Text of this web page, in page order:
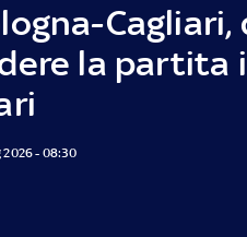
Cagliari,
la partita
2026 - 08:30